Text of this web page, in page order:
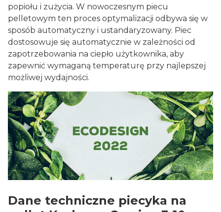
popiołu i zużycia. W nowoczesnym piecu
pelletowym ten proces optymalizacji odbywa się w
sposób automatyczny i ustandaryzowany. Piec
dostosowuje się automatycznie w zależności od
zapotrzebowania na ciepło użytkownika, aby
zapewnić wymaganą temperaturę przy najlepszej
możliwej wydajności.
Dane techniczne piecyka na